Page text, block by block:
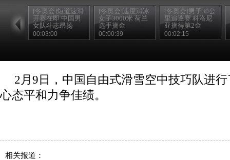
[冬奥会]短道速滑
开赛在即 中国男
女队斗志昂扬
00:03:00
[冬奥会]速度滑冰
女子3000米 荷兰
选手摘金
00:00:39
[冬奥会]男子30公
里追逐赛 科洛尼
亚摘得第2金
00:02:15
2月9日，中国自由式滑雪空中技巧队进
心态平和力争佳绩。
相关报道：